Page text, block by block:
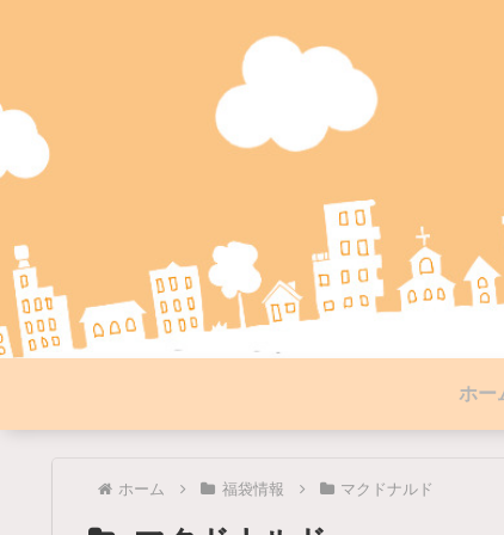
ホー
ホーム 福袋情報 マクドナルド